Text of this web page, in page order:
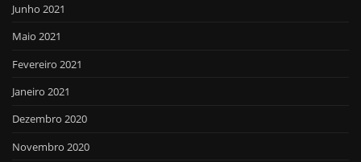
Junho 2021
Maio 2021
Fevereiro 2021
Janeiro 2021
Dezembro 2020
Novembro 2020